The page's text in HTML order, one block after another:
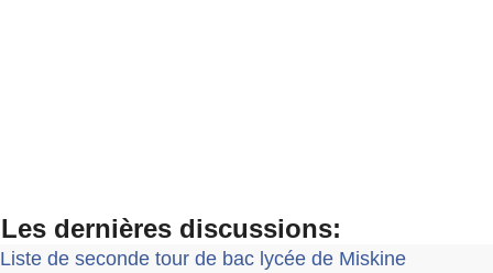
Les dernières discussions:
Liste de seconde tour de bac lycée de Miskine